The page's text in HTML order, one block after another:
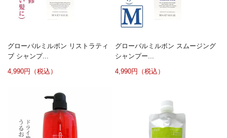
グローバルミルボン リストラティ
ブ シャンプ...
4,990円（税込）
グローバルミルボン スムージング
シャンプー...
4,990円（税込）